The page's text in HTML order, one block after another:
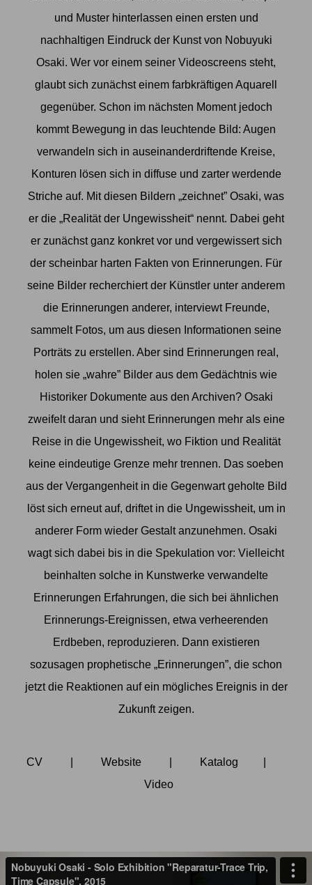
und Muster hinterlassen einen ersten und
nachhaltigen Eindruck der Kunst von Nobuyuki
Osaki. Wer vor einem seiner Videoscreens steht,
glaubt sich zunächst einem farbkräftigen Aquarell
gegenüber. Schon im nächsten Moment jedoch
kommt Bewegung in das leuchtende Bild: Augen
verwandeln sich in auseinanderdriftende Kreise,
Konturen lösen sich in diffuse und zarter werdende
Striche auf. Mit diesen Bildern „zeichnet” Osaki, was
er die „Realität der Ungewissheit“ nennt. Dabei geht
er zunächst ganz konkret vor und vergewissert sich
der scheinbar harten Fakten von Erinnerungen. Für
seine Bilder recherchiert der Künstler unter anderem
die Erinnerungen anderer, interviewt Freunde,
sammelt Fotos, um aus diesen Informationen seine
Porträts zu erstellen. Aber sind Erinnerungen real,
holen sie „wahre” Bilder aus dem Gedächtnis wie
Historiker Dokumente aus den Archiven? Osaki
zweifelt daran und sieht Erinnerungen mehr als eine
Reise in die Ungewissheit, wo Fiktion und Realität
keine eindeutige Grenze mehr trennen. Das soeben
aus der Vergangenheit in die Gegenwart geholte Bild
löst sich erneut auf, driftet in die Ungewissheit, um in
anderer Form wieder Gestalt anzunehmen. Osaki
wagt sich dabei bis in die Spekulation vor: Vielleicht
beinhalten solche in Kunstwerke verwandelte
Erinnerungen Erfahrungen, die sich bei ähnlichen
Erinnerungs-Ereignissen, etwa verheerenden
Erdbeben, reproduzieren. Dann existieren
sozusagen prophetische „Erinnerungen”, die schon
jetzt die Reaktionen auf ein mögliches Ereignis in der
Zukunft zeigen.
CV Website Katalog
Video